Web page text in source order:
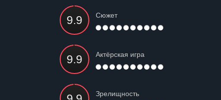
Сюжет
Актёрская игра
Зрелищность